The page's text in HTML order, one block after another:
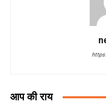
आप की राय